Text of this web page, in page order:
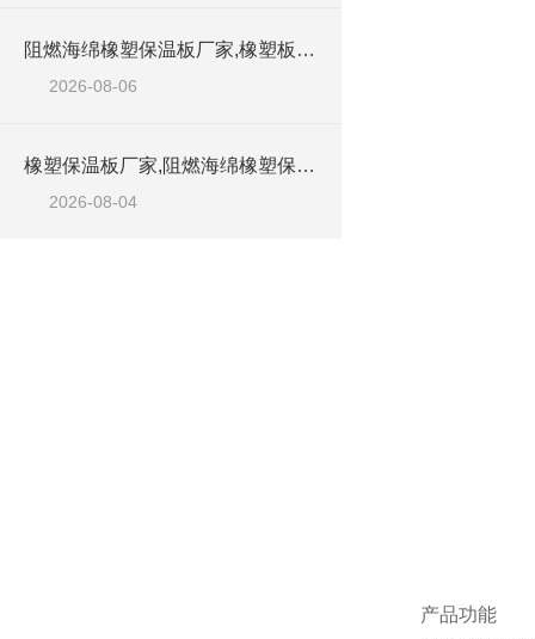
阻燃海绵橡塑保温板厂家,橡塑板厂家销售点
2026-08-06
橡塑保温板厂家,阻燃海绵橡塑保温板厂家出售
2026-08-04
产品功能